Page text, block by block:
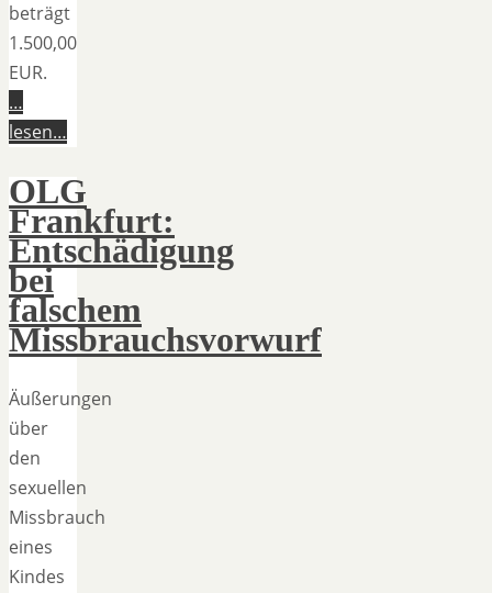
beträgt
1.500,00
EUR.
…
lesen…
OLG
Frankfurt:
Entschädigung
bei
falschem
Missbrauchsvorwurf
Äußerungen
über
den
sexuellen
Missbrauch
eines
Kindes